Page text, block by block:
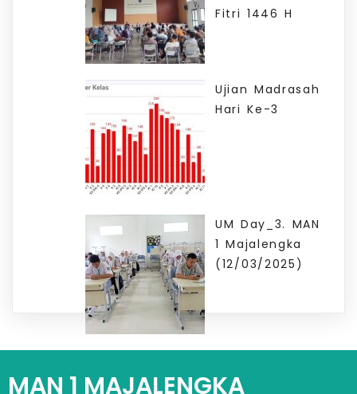
Fitri 1446 H
Ujian Madrasah
Hari Ke-3
UM Day_3. MAN
1 Majalengka
(12/03/2025)
MAN 1 MAJALENGKA